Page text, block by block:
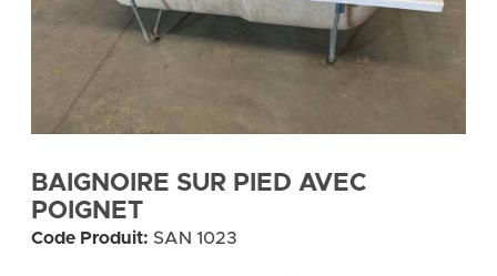
BAIGNOIRE SUR PIED AVEC
POIGNET
Code Produit: SAN 1023